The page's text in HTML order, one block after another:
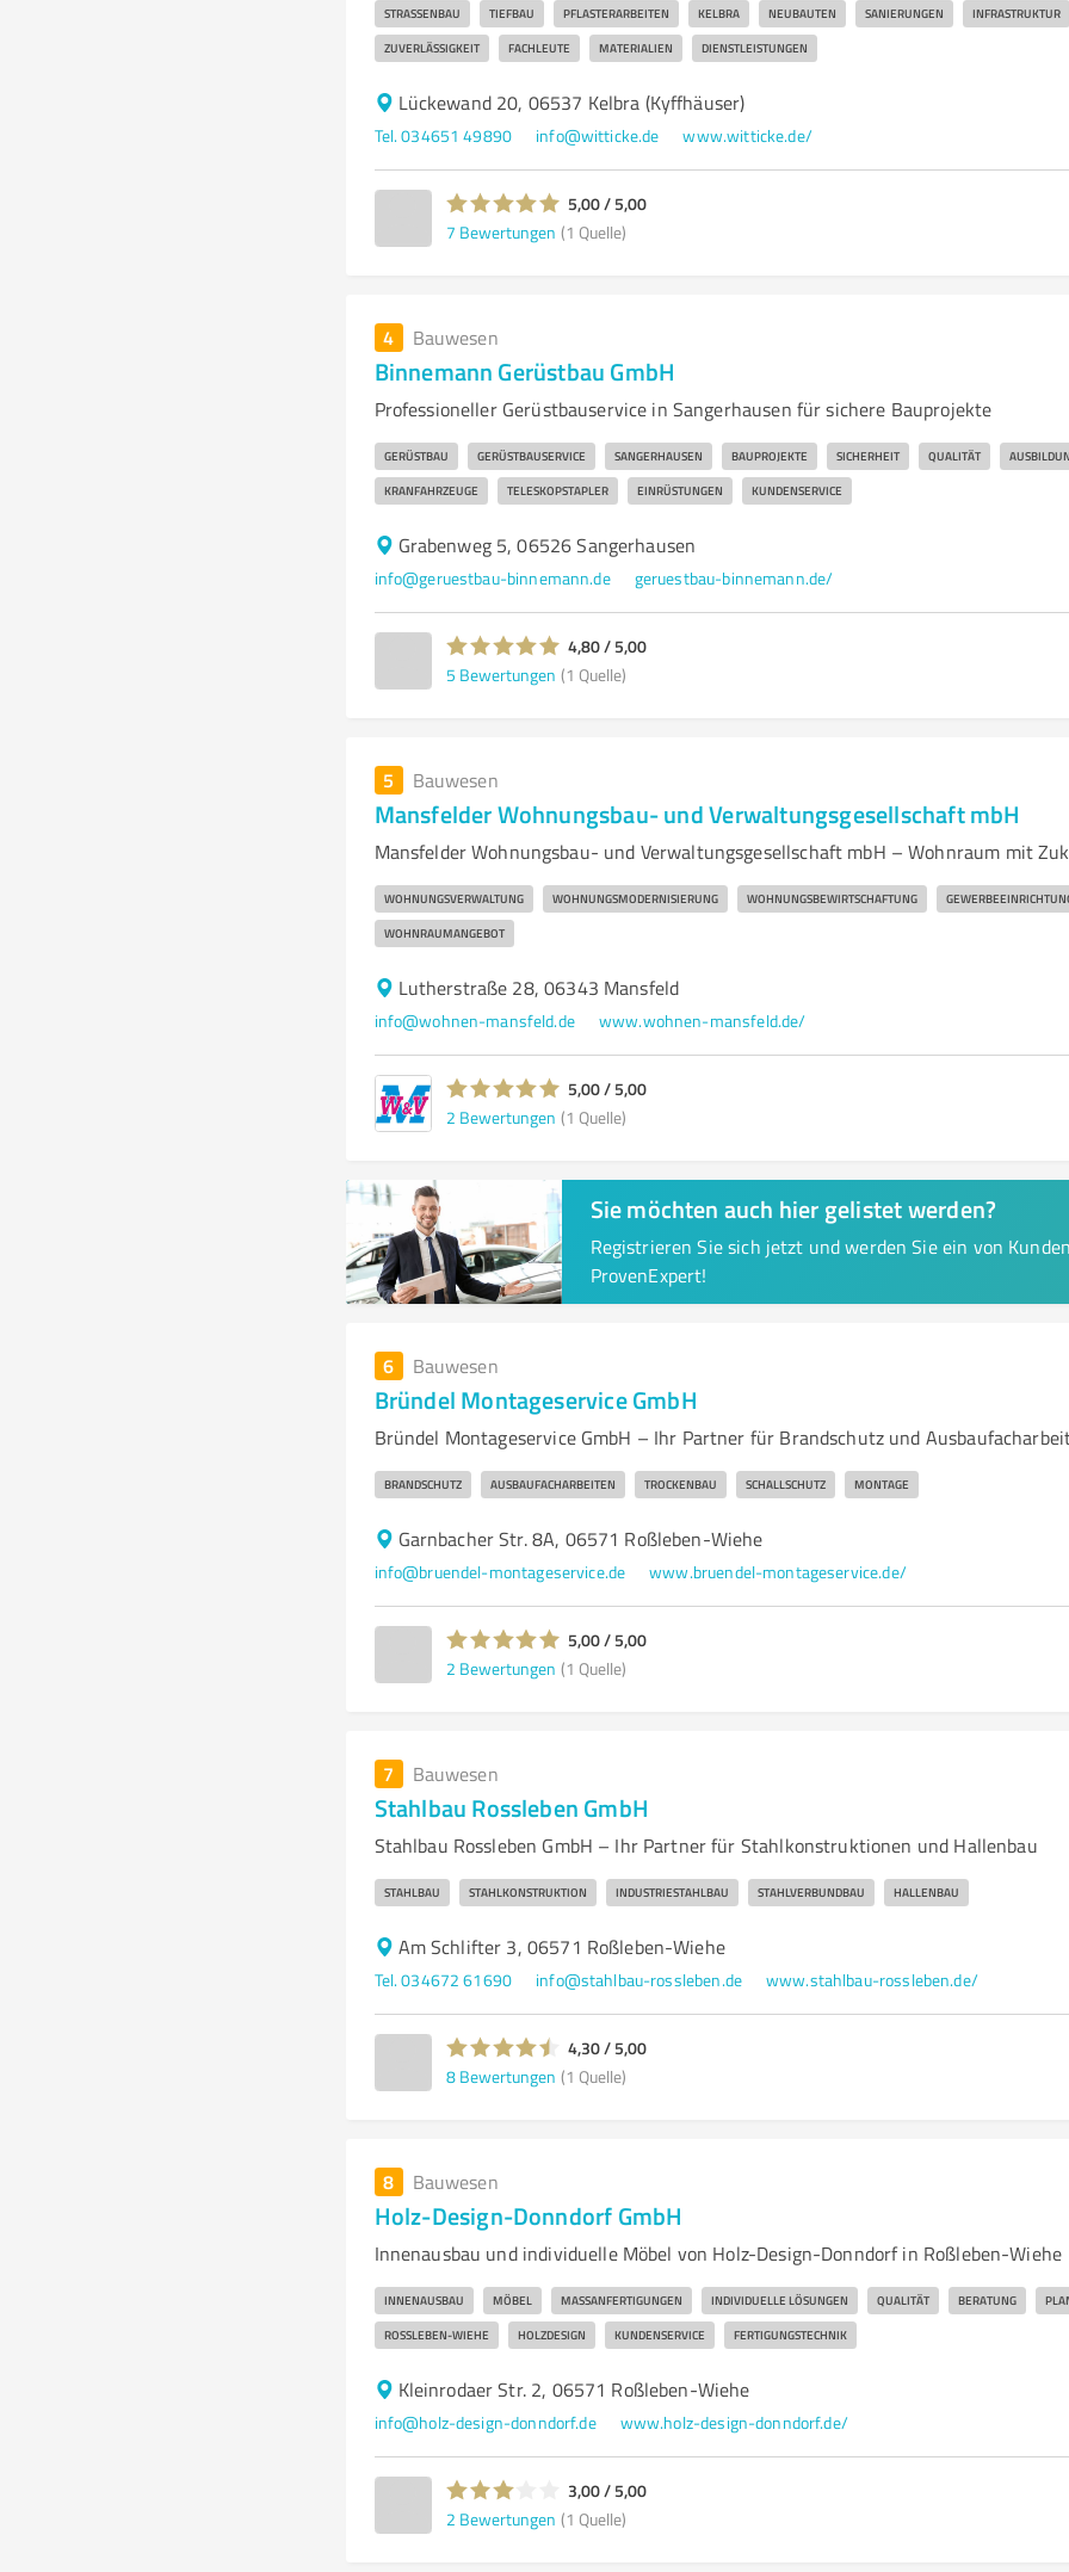
STRASSENBAU TIEFBAU PFLASTERARBEITEN KELBRA NEUBAUTEN SANIERUNGEN INFRASTRUKTUR
ZUVERLÄSSIGKEIT FACHLEUTE MATERIALIEN DIENSTLEISTUNGEN
Lückewand 20, 06537 Kelbra (Kyffhäuser)
Tel. 034651 49890 info@witticke.de www.witticke.de/
5,00 / 5,00
7 Bewertungen (1 Quelle)
4 Bauwesen
Binnemann Gerüstbau GmbH
Professioneller Gerüstbauservice in Sangerhausen für sichere Bauprojekte
GERÜSTBAU GERÜSTBAUSERVICE SANGERHAUSEN BAUPROJEKTE SICHERHEIT QUALITÄT
KRANFAHRZEUGE TELESKOPSTAPLER EINRÜSTUNGEN KUNDENSERVICE
Grabenweg 5, 06526 Sangerhausen
info@geruestbau-binnemann.de geruestbau-binnemann.de/
4,80 / 5,00
5 Bewertungen (1 Quelle)
5 Bauwesen
Mansfelder Wohnungsbau- und Verwaltungsgesellschaft mbH
Mansfelder Wohnungsbau- und Verwaltungsgesellschaft mbH – Wohnraum mit
WOHNUNGSVERWALTUNG WOHNUNGSMODERNISIERUNG WOHNUNGSBEWIRTSCHAFTUNG
WOHNRAUMANGEBOT
Lutherstraße 28, 06343 Mansfeld
info@wohnen-mansfeld.de www.wohnen-mansfeld.de/
5,00 / 5,00
2 Bewertungen (1 Quelle)
Sie möchten auch hier gelistet werden?
Registrieren Sie sich jetzt und werden Sie ein von
ProvenExpert!
6 Bauwesen
Bründel Montageservice GmbH
Bründel Montageservice GmbH – Ihr Partner für Brandschutz und
BRANDSCHUTZ AUSBAUFACHARBEITEN TROCKENBAU SCHALLSCHUTZ MONTAGE
Garnbacher Str. 8A, 06571 Roßleben-Wiehe
info@bruendel-montageservice.de www.bruendel-montageservice.de/
5,00 / 5,00
2 Bewertungen (1 Quelle)
7 Bauwesen
Stahlbau Rossleben GmbH
Stahlbau Rossleben GmbH – Ihr Partner für Stahlkonstruktionen und Hallenbau
STAHLBAU STAHLKONSTRUKTION INDUSTRIESTAHLBAU STAHLVERBUNDBAU HALLENBAU
Am Schlifter 3, 06571 Roßleben-Wiehe
Tel. 034672 61690 info@stahlbau-rossleben.de www.stahlbau-rossleben.de/
4,30 / 5,00
8 Bewertungen (1 Quelle)
8 Bauwesen
Holz-Design-Donndorf GmbH
Innenausbau und individuelle Möbel von Holz-Design-Donndorf in Roßleben-Wiehe
INNENAUSBAU MÖBEL MASSANFERTIGUNGEN INDIVIDUELLE LÖSUNGEN QUALITÄT BERATUNG
ROSSLEBEN-WIEHE HOLZDESIGN KUNDENSERVICE FERTIGUNGSTECHNIK
Kleinrodaer Str. 2, 06571 Roßleben-Wiehe
info@holz-design-donndorf.de www.holz-design-donndorf.de/
3,00 / 5,00
2 Bewertungen (1 Quelle)